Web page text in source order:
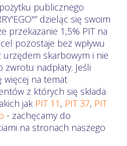
publicznego
dzieląc się swoim
przekazanie 1,5% PIT na
pozostaje bez wpływu
urzędem skarbowym i nie
nadpłaty. Jeśli
więcej na temat
z których się składa
jak PIT 11 , PIT 37, PIT
- zachęcamy do
na stronach naszego